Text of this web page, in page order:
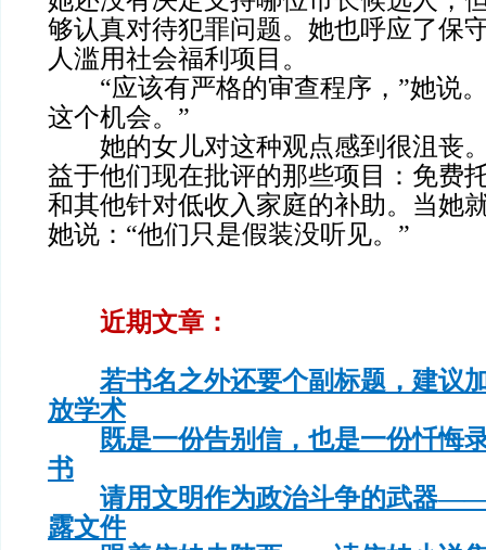
够认真对待犯罪问题。她也呼应了保
人滥用社会福利项目。
“应该有严格的审查程序，”她说。
这个机会。”
她的女儿对这种观点感到很沮丧
益于他们现在批评的那些项目：免费
和其他针对低收入家庭的补助。当她
她说：“他们只是假装没听见。”
近期文章：
若书名之外还要个副标题，建议
放学术
既是一份告别信，也是一份忏悔
书
请用文明作为政治斗争的武器
露文件